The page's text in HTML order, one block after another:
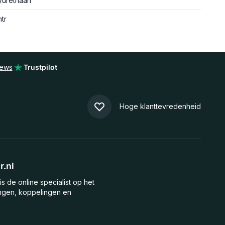
Trustpilot
Hoge klanttevredenheid
de online specialist op het
koppelingen en